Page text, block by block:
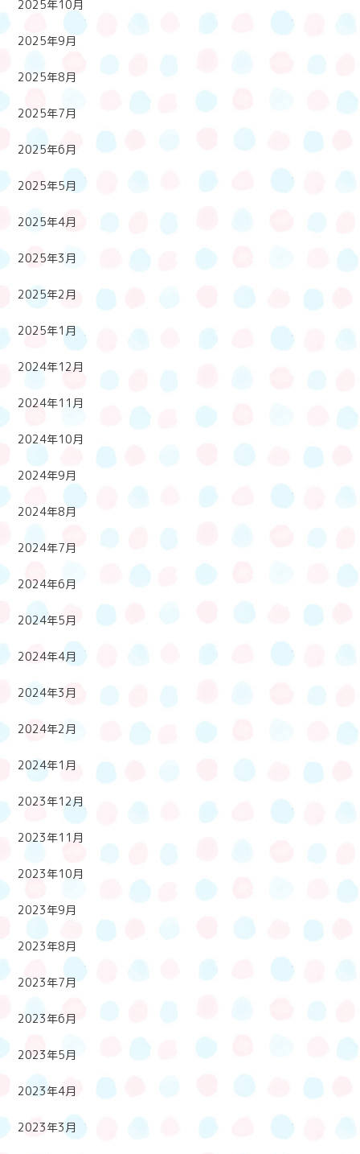
2025年10月
2025年9月
2025年8月
2025年7月
2025年6月
2025年5月
2025年4月
2025年3月
2025年2月
2025年1月
2024年12月
2024年11月
2024年10月
2024年9月
2024年8月
2024年7月
2024年6月
2024年5月
2024年4月
2024年3月
2024年2月
2024年1月
2023年12月
2023年11月
2023年10月
2023年9月
2023年8月
2023年7月
2023年6月
2023年5月
2023年4月
2023年3月